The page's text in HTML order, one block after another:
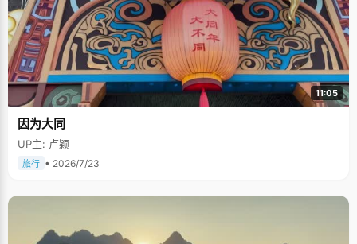
11:05
因为大同
UP主: 卢颖
旅行 • 2026/7/23